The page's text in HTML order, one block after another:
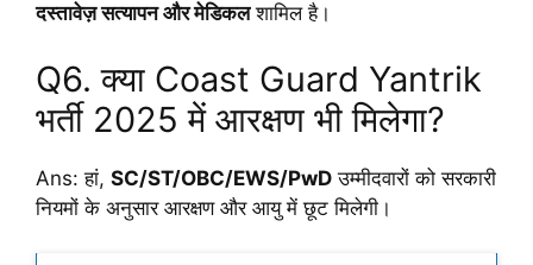
दस्तावेज़ सत्यापन और मेडिकलशामिल है।
Q6. क्या Coast Guard Yantrik
भर्ती 2025 में आरक्षण भी मिलेगा?
Ans: हां, SC/ST/OBC/EWS/PwD उम्मीदवारों को सरकारी
नियमों के अनुसार आरक्षण और आयु में छूट मिलेगी।